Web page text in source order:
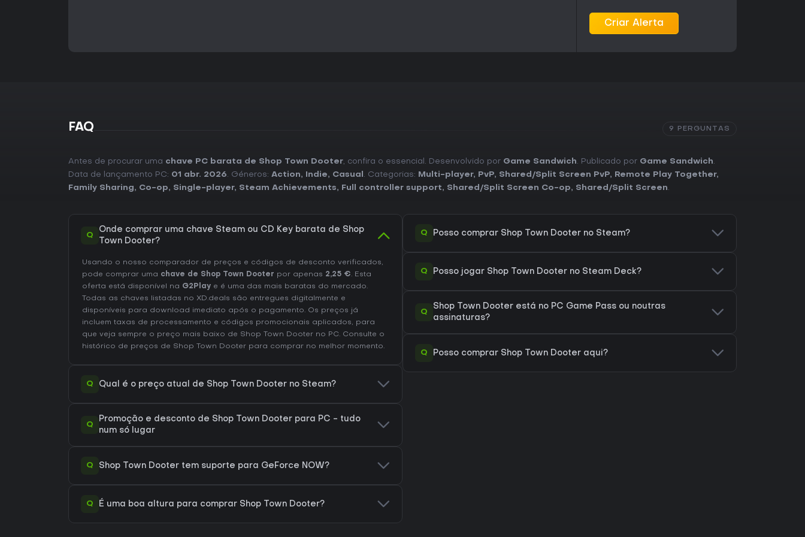
Criar Alerta
FAQ 9 PERGUNTAS
Antes de procurar uma chave PC barata de Shop Town Dooter, confira o essencial. Desenvolvido por Game Sandwich. Publicado por Game Sandwich.
Data de lançamento PC: 01 abr. 2026. Géneros: Action, Indie, Casual . Categorias: Multi-player, PvP, Shared/Split Screen PvP, Remote Play Together,
Family Sharing, Co-op, Single-player, Steam Achievements, Full controller support, Shared/Split Screen Co-op, Shared/Split Screen.
Q
Onde comprar uma chave Steam ou CD Key barata de Shop
Town Dooter?
Usando o nosso comparador de preços e códigos de desconto verificados,
pode comprar uma chave de Shop Town Dooter por apenas 2,25 €. Esta
oferta está disponível na G2Play e é uma das mais baratas do mercado.
Todas as chaves listadas no XD.deals são entregues digitalmente e
disponíveis para download imediato após o pagamento. Os preços já
incluem taxas de processamento e códigos promocionais aplicados, para
que veja sempre o preço mais baixo de Shop Town Dooter no PC. Consulte o
histórico de preços de Shop Town Dooter para comprar no melhor momento.
Q Qual é o preço atual de Shop Town Dooter no Steam?
Q
Promoção e desconto de Shop Town Dooter para PC - tudo
num só lugar
Q Shop Town Dooter tem suporte para GeForce NOW?
Q É uma boa altura para comprar Shop Town Dooter?
Q Posso comprar Shop Town Dooter no Steam?
Q Posso jogar Shop Town Dooter no Steam Deck?
Q
Shop Town Dooter está no PC Game Pass ou noutras
assinaturas?
Q Posso comprar Shop Town Dooter aqui?